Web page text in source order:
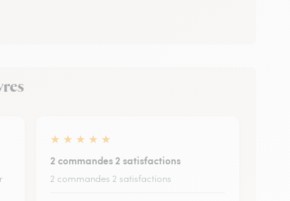
★ ★ ★ ★ ★
2 commandes 2 satisfactions
2 commandes 2 satisfactions